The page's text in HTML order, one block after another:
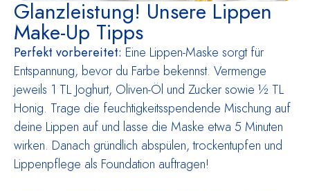
Glanzleistung! Unsere Lippen
Make-Up Tipps
Perfekt vorbereitet: Eine Lippen-Maske sorgt für
Entspannung, bevor du Farbe bekennst. Vermenge
jeweils 1 TL Joghurt, Oliven-Öl und Zucker sowie ½ TL
Honig. Trage die feuchtigkeitsspendende Mischung auf
deine Lippen auf und lasse die Maske etwa 5 Minuten
wirken. Danach gründlich abspülen, trockentupfen und
Lippenpflege als Foundation auftragen!